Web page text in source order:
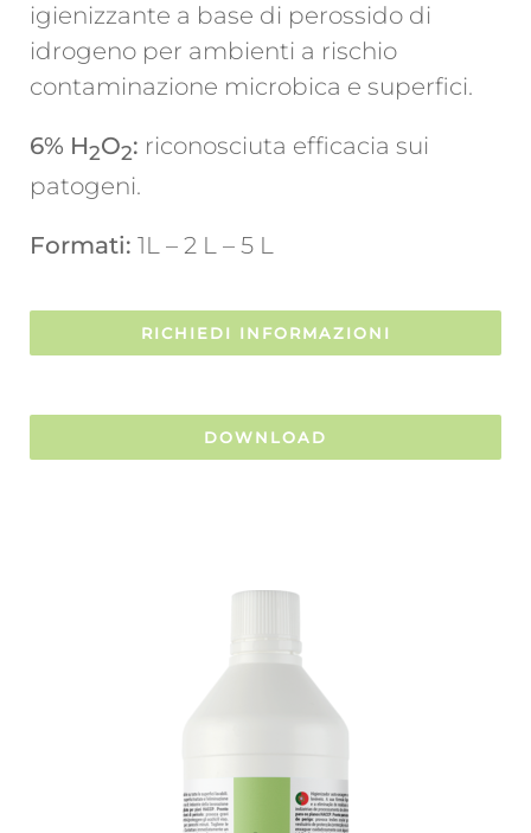
igienizzante a base di perossido di
idrogeno per ambienti a rischio
contaminazione microbica e superfici.
6% H2O2: riconosciuta efficacia sui
patogeni.
Formati: 1L – 2 L – 5 L
RICHIEDI INFORMAZIONI
DOWNLOAD